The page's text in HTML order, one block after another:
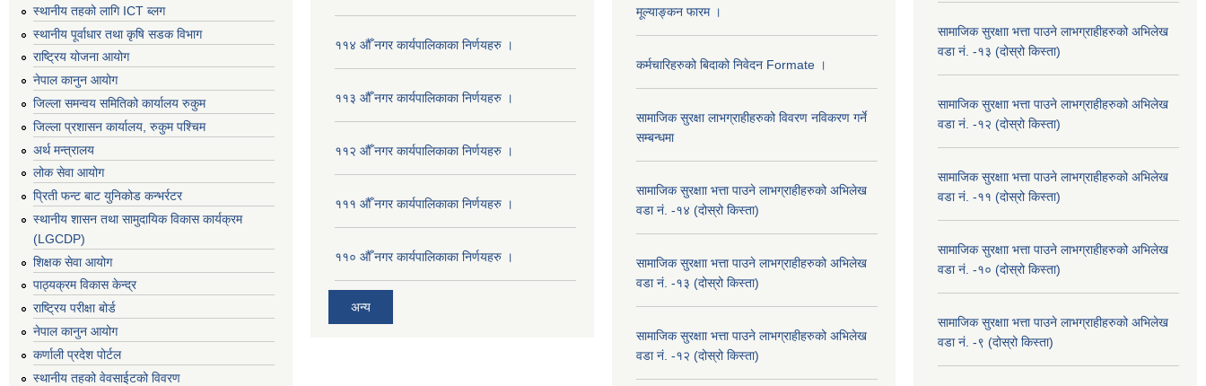
स्थानीय तहको लागि ICT ब्लग
स्थानीय पूर्वाधार तथा कृषि सडक विभाग
राष्ट्रिय योजना आयोग
नेपाल कानुन आयोग
जिल्ला समन्वय समितिको कार्यालय रुकुम
जिल्ला प्रशासन कार्यालय, रुकुम पश्चिम
अर्थ मन्त्रालय
लोक सेवा आयोग
प्रिती फन्ट बाट युनिकोड कन्भर्रटर
स्थानीय शासन तथा सामुदायिक विकास कार्यक्रम
(LGCDP)
शिक्षक सेवा आयोग
पाठ्यक्रम विकास केन्द्र
राष्ट्रिय परीक्षा बोर्ड
नेपाल कानुन आयोग
कर्णाली प्रदेश पोर्टल
स्थानीय तहको वेवसाईटको विवरण
११४ औँ नगर कार्यपालिकाका निर्णयहरु ।
११३ औँ नगर कार्यपालिकाका निर्णयहरु ।
११२ औँ नगर कार्यपालिकाका निर्णयहरु ।
१११ औँ नगर कार्यपालिकाका निर्णयहरु ।
११० औँ नगर कार्यपालिकाका निर्णयहरु ।
अन्य
मूल्याङ्कन फारम ।
कर्मचारिहरुको बिदाको निवेदन Formate ।
सामाजिक सुरक्षा लाभग्राहीहरुको विवरण नविकरण गर्ने
सम्बन्धमा
सामाजिक सुरक्षाा भत्ता पाउने लाभग्राहीहरुको अभिलेख
वडा नं. -१४ (दोस्रो किस्ता)
सामाजिक सुरक्षाा भत्ता पाउने लाभग्राहीहरुको अभिलेख
वडा नं. -१३ (दोस्रो किस्ता)
सामाजिक सुरक्षाा भत्ता पाउने लाभग्राहीहरुको अभिलेख
वडा नं. -१२ (दोस्रो किस्ता)
सामाजिक सुरक्षाा भत्ता पाउने लाभग्राहीहरुको अभिलेख
वडा नं. -१३ (दोस्रो किस्ता)
सामाजिक सुरक्षाा भत्ता पाउने लाभग्राहीहरुको अभिलेख
वडा नं. -१२ (दोस्रो किस्ता)
सामाजिक सुरक्षाा भत्ता पाउने लाभग्राहीहरुको अभिलेख
वडा नं. -११ (दोस्रो किस्ता)
सामाजिक सुरक्षाा भत्ता पाउने लाभग्राहीहरुको अभिलेख
वडा नं. -१० (दोस्रो किस्ता)
सामाजिक सुरक्षाा भत्ता पाउने लाभग्राहीहरुको अभिलेख
वडा नं. -९ (दोस्रो किस्ता)